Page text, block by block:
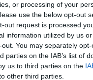
or processing of your
use the below opt-out
out request is processed
information utilized by us
You may separately
on the IAB’s list of
us to third parties on the
other third parties.
в среднем 380
в файлах WindowsPE
чем когда-либо,
ПО для этого семейства